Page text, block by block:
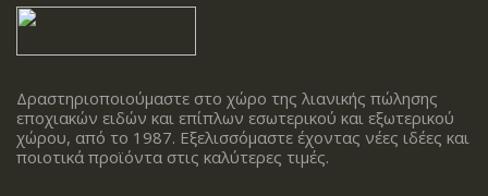
Δραστηριοποιούμαστε στο χώρο της λιανικής πώλησης
εποχιακών ειδών και επίπλων εσωτερικού και εξωτερικού
χώρου, από το 1987. Εξελισσόμαστε έχοντας νέες ιδέες και
ποιοτικά προϊόντα στις καλύτερες τιμές.